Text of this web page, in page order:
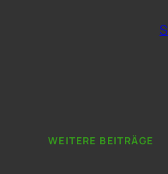
WEITERE BEITRÄGE